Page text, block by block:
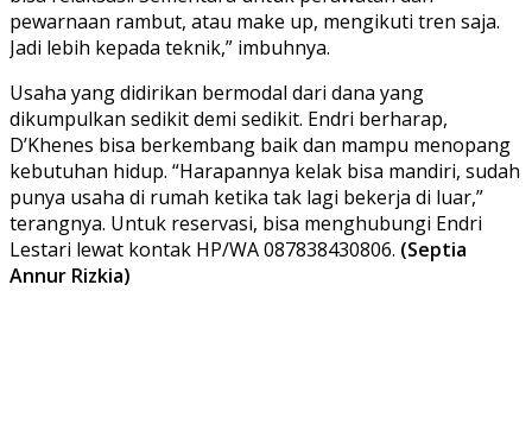
pewarnaan rambut, atau make up, mengikuti tren saja.
Jadi lebih kepada teknik,” imbuhnya.
Usaha yang didirikan bermodal dari dana yang
dikumpulkan sedikit demi sedikit. Endri berharap,
D’Khenes bisa berkembang baik dan mampu menopang
kebutuhan hidup. “Harapannya kelak bisa mandiri, sudah
punya usaha di rumah ketika tak lagi bekerja di luar,”
terangnya. Untuk reservasi, bisa menghubungi Endri
Lestari lewat kontak HP/WA 087838430806. (Septia
Annur Rizkia)